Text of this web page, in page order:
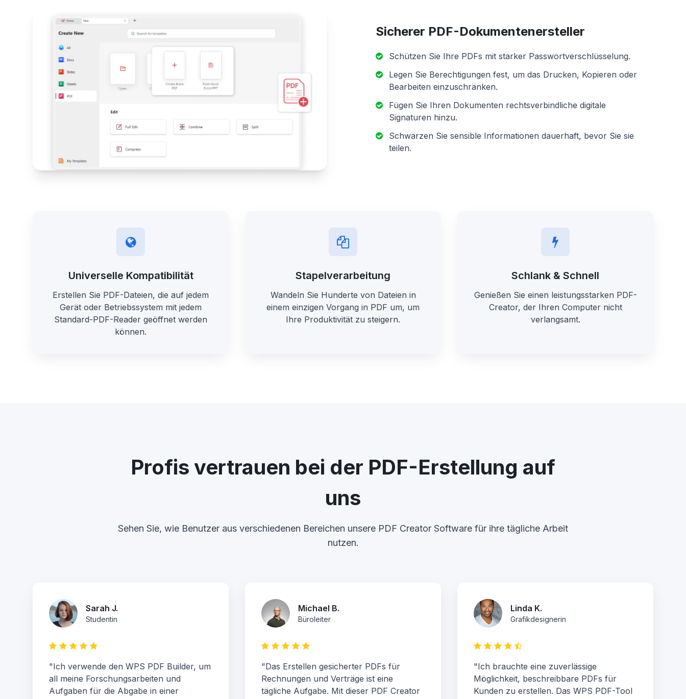
Sicherer PDF-Dokumentenersteller
Schützen Sie Ihre PDFs mit starker Passwortverschlüsselung.
Legen Sie Berechtigungen fest, um das Drucken, Kopieren oder
Bearbeiten einzuschränken.
Fügen Sie Ihren Dokumenten rechtsverbindliche digitale
Signaturen hinzu.
Schwärzen Sie sensible Informationen dauerhaft, bevor Sie sie
teilen.
Universelle Kompatibilität
Erstellen Sie PDF-Dateien, die auf jedem
Gerät oder Betriebssystem mit jedem
Standard-PDF-Reader geöffnet werden
können.
Stapelverarbeitung
Wandeln Sie Hunderte von Dateien in
einem einzigen Vorgang in PDF um, um
Ihre Produktivität zu steigern.
Schlank & Schnell
Genießen Sie einen leistungsstarken PDF-
Creator, der Ihren Computer nicht
verlangsamt.
Profis vertrauen bei der PDF-Erstellung auf
uns
Sehen Sie, wie Benutzer aus verschiedenen Bereichen unsere PDF Creator Software für ihre tägliche Arbeit
nutzen.
Sarah J.
Studentin
"Ich verwende den WPS PDF Builder, um
all meine Forschungsarbeiten und
Aufgaben für die Abgabe in einer
Michael B.
Büroleiter
"Das Erstellen gesicherter PDFs für
Rechnungen und Verträge ist eine
tägliche Aufgabe. Mit dieser PDF Creator
Linda K.
Grafikdesignerin
"Ich brauchte eine zuverlässige
Möglichkeit, beschreibbare PDFs für
Kunden zu erstellen. Das WPS PDF-Tool